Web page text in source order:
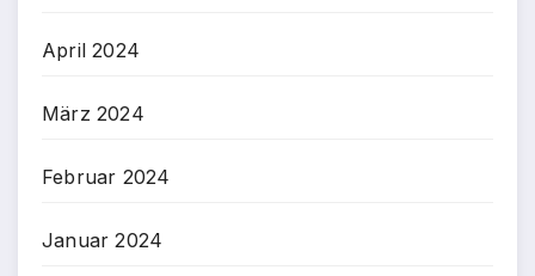
April 2024
März 2024
Februar 2024
Januar 2024